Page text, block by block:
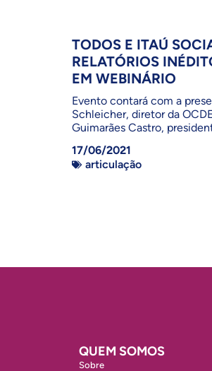
TODOS E ITAÚ
RELATÓRIOS
EM WEBINÁRIO
Evento contará com a
Schleicher, diretor da
Guimarães Castro,
17/06/2021
articulação
QUEM SOMOS
Sobre